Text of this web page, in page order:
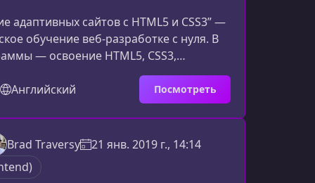
адаптивных сайтов с HTML5 и CSS3” —
обучение веб‑разработке с нуля. В
— освоение HTML5, CSS3,
современных инструментов
полноценного проекта для
курсаНа курсе вы получите
знания HTML5 и CSS3, научитесь
инструментами вёрстки и
сайты, корректно
на мобильных устройств
Английский Посмотреть
Brad Traversy
21 янв. 2019 г., 14:14